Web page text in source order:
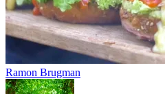
Ramon Brugman